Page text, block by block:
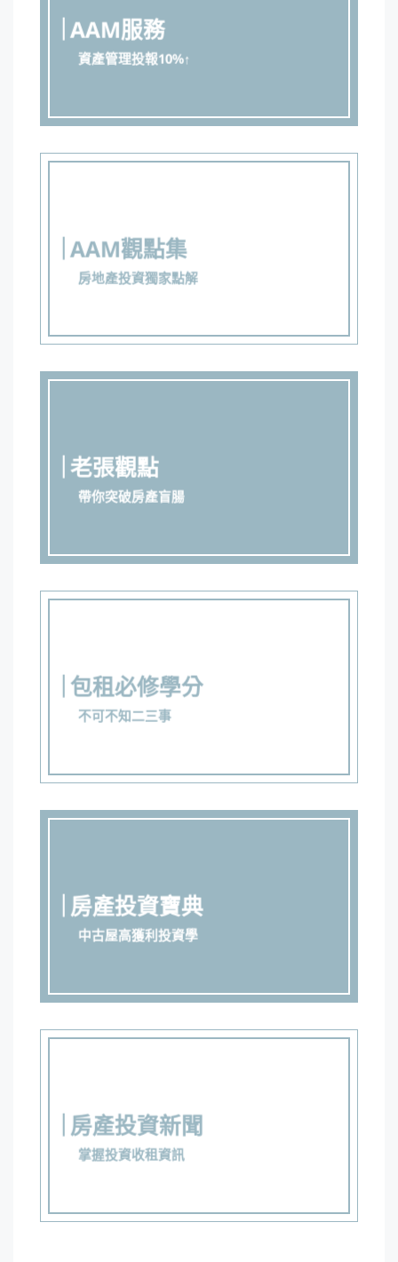
AAM服務
資產管理投報10%↑
AAM觀點集
房地產投資獨家點解
老張觀點
帶你突破房產盲腸
包租必修學分
不可不知二三事
房產投資寶典
中古屋高獲利投資學
房產投資新聞
掌握投資收租資訊